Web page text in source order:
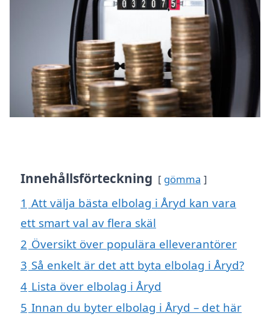
Innehållsförteckning gömma
1 Att välja bästa elbolag i Åryd kan vara
ett smart val av flera skäl
2 Översikt över populära elleverantörer
3 Så enkelt är det att byta elbolag i Åryd?
4 Lista över elbolag i Åryd
5 Innan du byter elbolag i Åryd – det här